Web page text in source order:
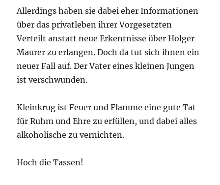
Allerdings haben sie dabei eher Informationen
über das privatleben ihrer Vorgesetzten
Verteilt anstatt neue Erkentnisse über Holger
Maurer zu erlangen. Doch da tut sich ihnen ein
neuer Fall auf. Der Vater eines kleinen Jungen
ist verschwunden.
Kleinkrug ist Feuer und Flamme eine gute Tat
für Ruhm und Ehre zu erfüllen, und dabei alles
alkoholische zu vernichten.
Hoch die Tassen!